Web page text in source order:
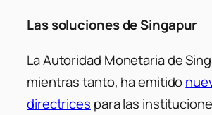
Las soluciones de Singapur
La Autoridad Monetaria de
mientras tanto, ha emitido
directrices para las